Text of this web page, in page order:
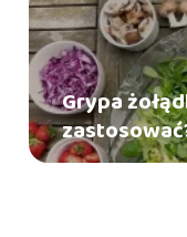
Grypa